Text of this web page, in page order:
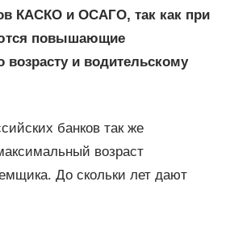
КАСКО и ОСАГО, так как при
повышающие
и водительскому
банков так же
возраст
До скольки лет дают